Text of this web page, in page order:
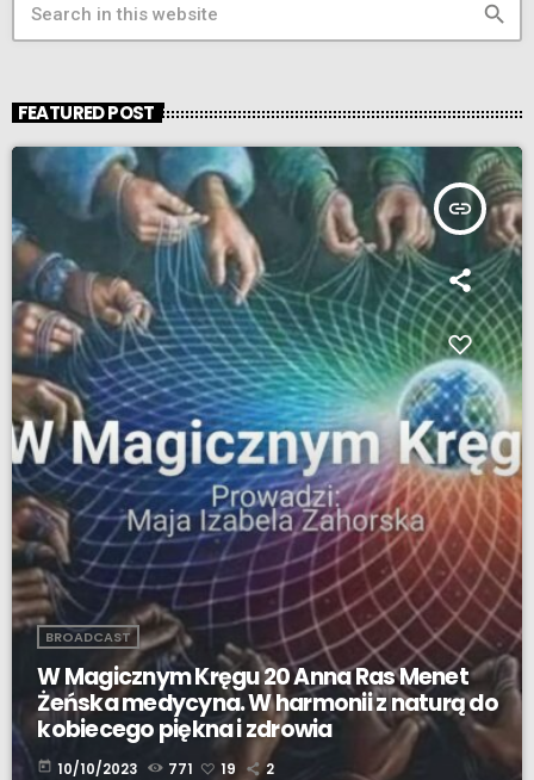
search
FEATURED POST
insert_link
BROADCAST
W Magicznym Kręgu 20 Anna Ras Menet
Żeńska medycyna. W harmonii z naturą do
kobiecego piękna i zdrowia
today 10/10/2023 771 19 2